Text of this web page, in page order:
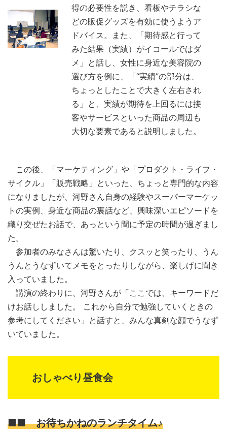
得の必要性を説き、看板やチラシな
どの販促グッズを有効に使うようア
ドバイス。また、「期待感と行って
みた結果（実績）がイコールではダ
メ」と話し、女性に身近な美容院の
選び方を例に、「“実績”の部分は、
ちょっとしたことで大きく左右され
る」と、実績が期待を上回るには接
客やサービスといった商品の周辺も
大切な要素であると説明しました。
この後、「マーケティング」や「プロダクト・ライフ・
サイクル」「販売戦略」といった、ちょっと専門的な内容
になりましたが、河野さん自身の経験やスーパーマーケッ
トの実例、身近な商品の裏話など、興味深いエピソードを
織り交ぜたお話で、あっという間に予定の時間が過ぎまし
た。
参加者のみなさんは驚いたり、クスッと笑ったり、うん
うんとうなずいてメモをとったりしながら、楽しげに聞き
入っていました。
講演の終わりに、河野さんが「ここでは、キーワードだ
けお話ししました。 これから自分で勉強していくときの
参考にしてください」と話すと、みんな真剣な顔でうなず
いていました。
おしゃべり昼食会
■■ お待ちかねのランチタイム♪